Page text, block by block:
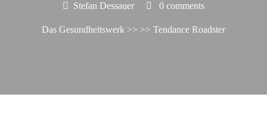
Stefan Dessauer 0 comments
Das Gesundheitswerk >> >> Tendance Roadster